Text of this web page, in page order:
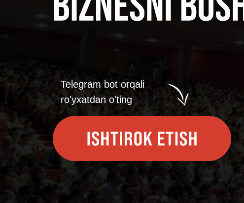
Telegram bot orqali
ro'yxatdan o'ting